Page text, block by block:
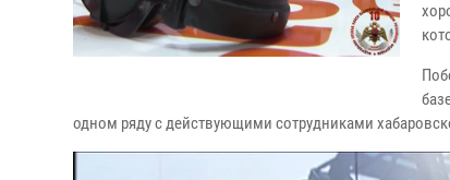
одном ряду с действующими сотрудниками